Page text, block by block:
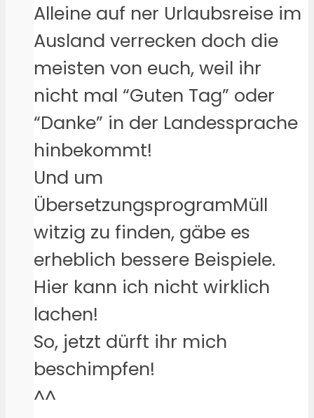
Alleine auf ner Urlaubsreise im
Ausland verrecken doch die
meisten von euch, weil ihr
nicht mal “Guten Tag” oder
“Danke” in der Landessprache
hinbekommt!
Und um
ÜbersetzungsprogramMüll
witzig zu finden, gäbe es
erheblich bessere Beispiele.
Hier kann ich nicht wirklich
lachen!
So, jetzt dürft ihr mich
beschimpfen!
^^